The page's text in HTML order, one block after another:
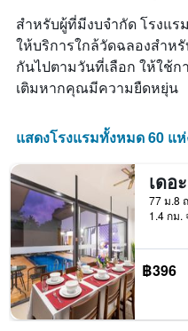
สำหรับผู้ที่มีงบจำกัด โรงแ
ให้บริการใกล้วัดฉลองสำห
กันไปตามวันที่เลือก ให้ใช้ก
เติมหากคุณมีความยืดหยุ่น
แสดงโรงแรมทั้งหมด 60 แ
1.4 กม.
฿396